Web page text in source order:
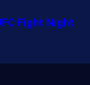
Fight Night